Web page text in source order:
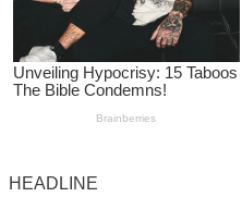
HEADLINE